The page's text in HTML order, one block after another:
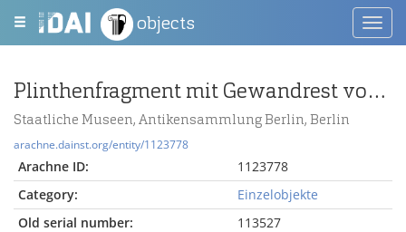
objects
Plinthenfragment mit Gewandrest von einer kleineren Statue vom Pergamonaltar; Berlin:Statue, Gewandstück + Plinthe, Fragment
Staatliche Museen, Antikensammlung Berlin, Berlin
arachne.dainst.org/entity/1123778
Arachne ID:
1123778
Category:
Einzelobjekte
Old serial number:
113527